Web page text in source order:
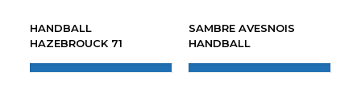
HANDBALL
HAZEBROUCK 71
SAMBRE AVESNOIS
HANDBALL